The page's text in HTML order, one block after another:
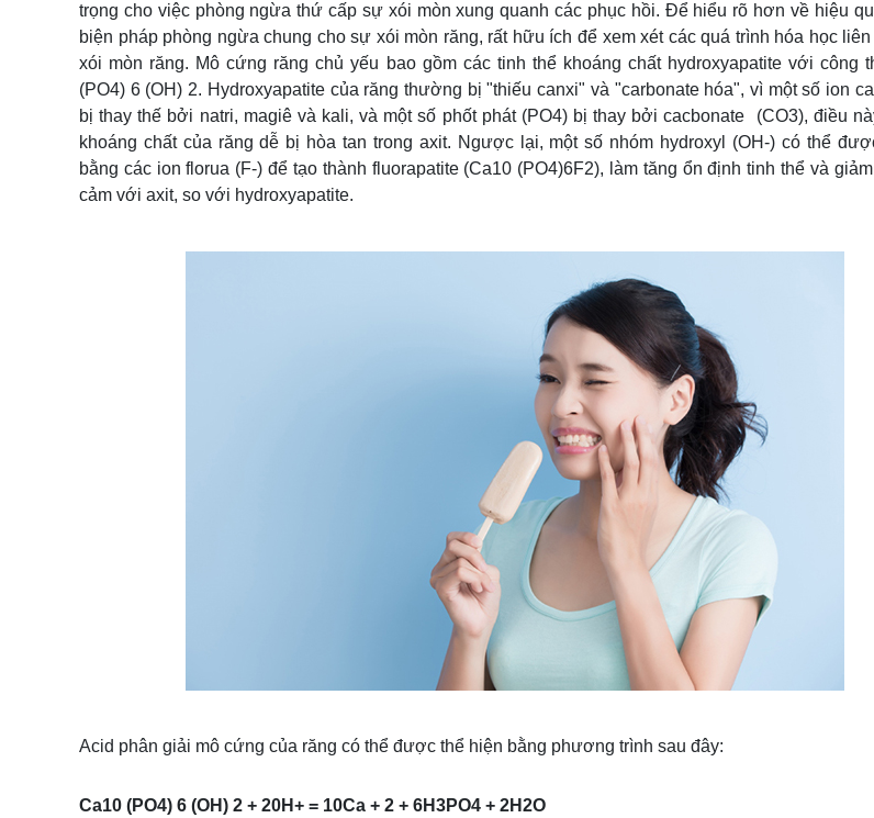
trọng cho việc phòng ngừa thứ cấp sự xói mòn xung quanh các phục hồi. Để hiểu rõ hơn về hiệu
biện pháp phòng ngừa chung cho sự xói mòn răng, rất hữu ích để xem xét các quá trình hóa học
xói mòn răng. Mô cứng răng chủ yếu bao gồm các tinh thể khoáng chất hydroxyapatite với công
(PO4) 6 (OH) 2. Hydroxyapatite của răng thường bị "thiếu canxi" và "carbonate hóa", vì một số ion
bị thay thế bởi natri, magiê và kali, và một số phốt phát (PO4) bị thay bởi cacbonate (CO3), điều
khoáng chất của răng dễ bị hòa tan trong axit. Ngược lại, một số nhóm hydroxyl (OH-) có thể
bằng các ion florua (F-) để tạo thành fluorapatite (Ca10 (PO4)6F2), làm tăng ổn định tinh thể và
cảm với axit, so với hydroxyapatite.
Acid phân giải mô cứng của răng có thể được thể hiện bằng phương trình sau đây:
Ca10 (PO4) 6 (OH) 2 + 20H+ = 10Ca + 2 + 6H3PO4 + 2H2O